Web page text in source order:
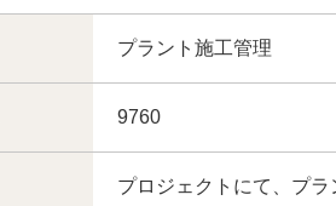
プラント施工管理
9760
プロジェクトにて、プラ